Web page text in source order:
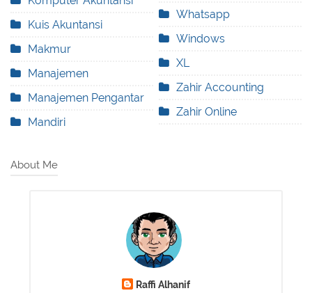
Kuis Akuntansi
Makmur
Manajemen
Manajemen Pengantar
Mandiri
Whatsapp
Windows
XL
Zahir Accounting
Zahir Online
About Me
Raffi Alhanif